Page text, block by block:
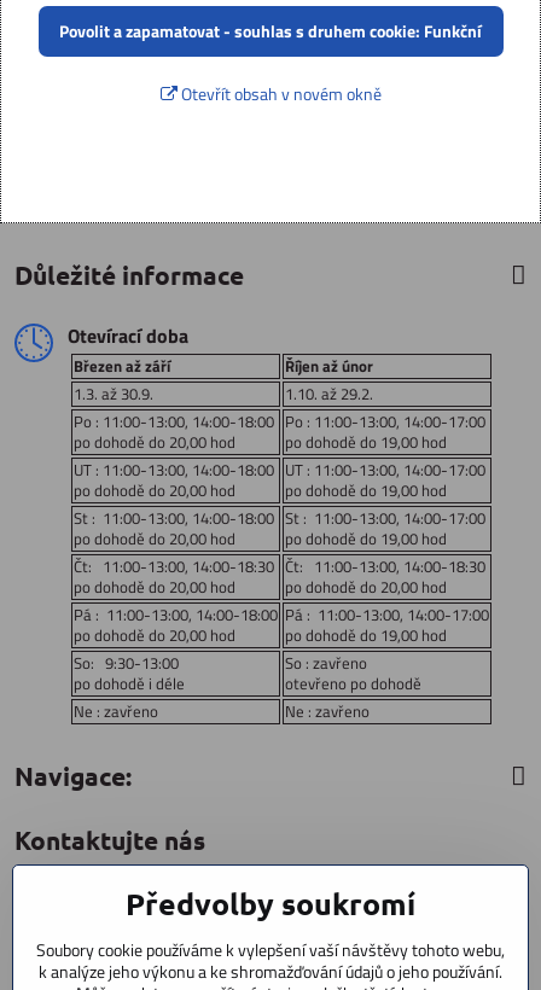
Povolit a zapamatovat - souhlas s druhem cookie: Funkční
Otevřít obsah v novém okně
Důležité informace
Otevírací doba
Březen až září
Říjen až únor
1.3. až 30.9.
1.10. až 29.2.
Po : 11:00-13:00, 14:00-18:00
po dohodě do 20,00 hod
Po : 11:00-13:00, 14:00-17:00
po dohodě do 19,00 hod
UT : 11:00-13:00, 14:00-18:00
po dohodě do 20,00 hod
UT : 11:00-13:00, 14:00-17:00
po dohodě do 19,00 hod
St : 11:00-13:00, 14:00-18:00
po dohodě do 20,00 hod
St : 11:00-13:00, 14:00-17:00
po dohodě do 19,00 hod
Čt: 11:00-13:00, 14:00-18:30
po dohodě do 20,00 hod
Čt: 11:00-13:00, 14:00-18:30
po dohodě do 20,00 hod
Pá : 11:00-13:00, 14:00-18:00
po dohodě do 20,00 hod
Pá : 11:00-13:00, 14:00-17:00
po dohodě do 19,00 hod
So: 9:30-13:00
po dohodě i déle
So : zavřeno
otevřeno po dohodě
Ne : zavřeno
Ne : zavřeno
Navigace:
Kontaktujte nás
CYCLESTAR s​.r​.o​.
Praha 5 Radotín
153 00
Předvolby soukromí
Soubory cookie používáme k vylepšení vaší návštěvy tohoto webu,
k analýze jeho výkonu a ke shromažďování údajů o jeho používání.